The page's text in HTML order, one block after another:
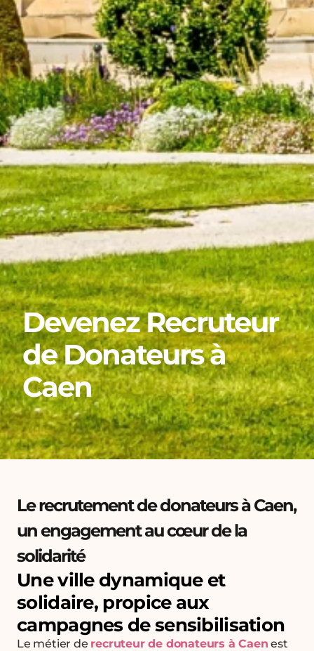
Devenez Recruteur
de Donateurs à
Caen
Le recrutement de donateurs à Caen,
un engagement au cœur de la
solidarité
Une ville dynamique et
solidaire, propice aux
campagnes de sensibilisation
Le métier de recruteur de donateurs à Caen est